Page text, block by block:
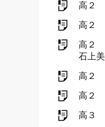
高２
高２
高２
石上
高２
高２
高３